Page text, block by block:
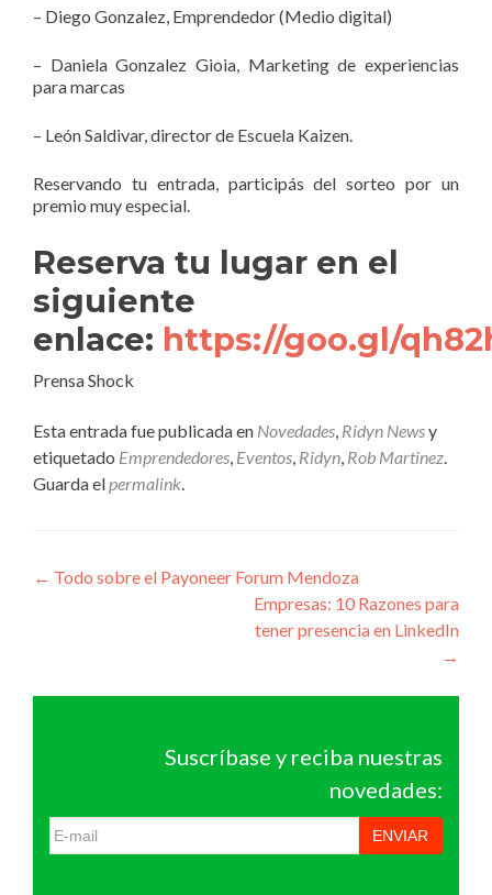
– Diego Gonzalez, Emprendedor (Medio digital)
– Daniela Gonzalez Gioia, Marketing de experiencias
para marcas
– León Saldivar, director de Escuela Kaizen.
Reservando tu entrada, participás del sorteo por un
premio muy especial.
Reserva tu lugar en el
siguiente
enlace: https://goo.gl/
Prensa Shock
Esta entrada fue publicada en Novedades, Ridyn Newsy
etiquetado Emprendedores, Eventos, Ridyn, Rob Martinez.
Guarda elpermalink.
Navegación
← Todo sobre el Payoneer Forum Mendoza
Empresas: 10 Razones para
tener presencia en LinkedIn
→
Suscríbase y reciba nuestras
novedades:
ENVIAR